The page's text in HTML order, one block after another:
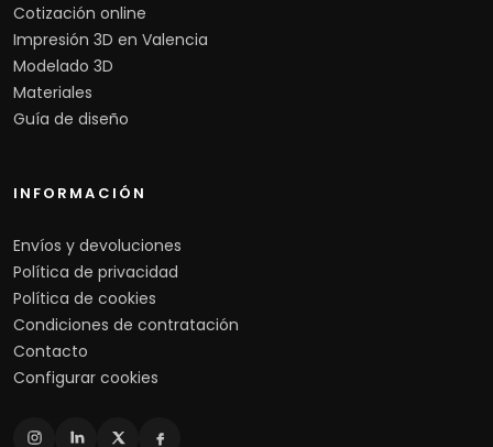
Cotización online
Impresión 3D en Valencia
Modelado 3D
Materiales
Guía de diseño
INFORMACIÓN
Envíos y devoluciones
Política de privacidad
Política de cookies
Condiciones de contratación
Contacto
Configurar cookies